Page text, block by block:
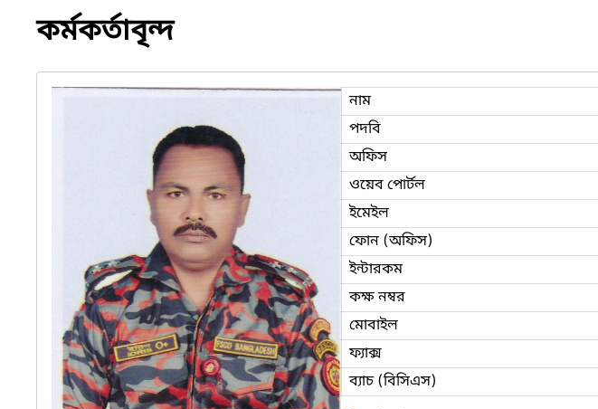
কর্মকর্তাবৃন্দ
নাম
পদবি
অফিস
ওয়েব পোর্টল
ইমেইল
ফোন (অফিস)
ইন্টারকম
কক্ষ নম্বর
মোবাইল
ফ্যাক্স
ব্যাচ (বিসিএস)